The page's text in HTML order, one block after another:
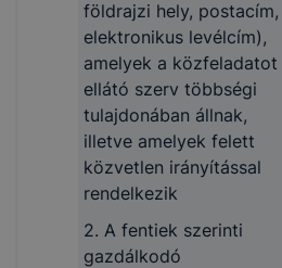
földrajzi hely, postacím,
elektronikus levélcím),
amelyek a közfeladatot
ellátó szerv többségi
tulajdonában állnak,
illetve amelyek felett
közvetlen irányítással
rendelkezik
2. A fentiek szerinti
gazdálkodó